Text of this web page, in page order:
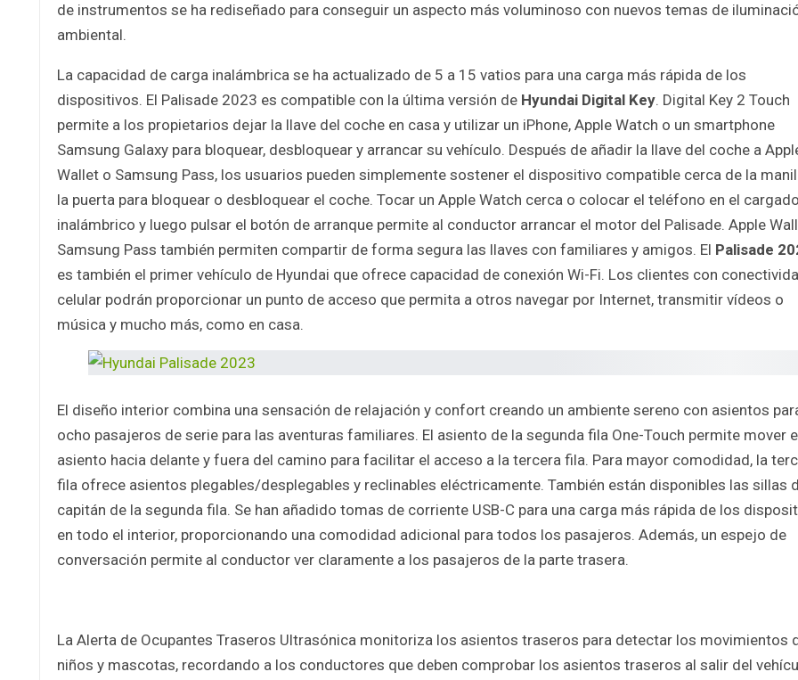
de instrumentos se ha rediseñado para conseguir un aspecto más voluminoso con nuevos temas de
ambiental.
La capacidad de carga inalámbrica se ha actualizado de 5 a 15 vatios para una carga más rápida de los
dispositivos. El Palisade 2023 es compatible con la última versión de Hyundai Digital Key. Digital Key 2 Touch
permite a los propietarios dejar la llave del coche en casa y utilizar un iPhone, Apple Watch o un smartphone
Samsung Galaxy para bloquear, desbloquear y arrancar su vehículo. Después de añadir la llave del coche a
Wallet o Samsung Pass, los usuarios pueden simplemente sostener el dispositivo compatible cerca de la
la puerta para bloquear o desbloquear el coche. Tocar un Apple Watch cerca o colocar el teléfono en el
inalámbrico y luego pulsar el botón de arranque permite al conductor arrancar el motor del Palisade. Apple
Samsung Pass también permiten compartir de forma segura las llaves con familiares y amigos. El Palisade
es también el primer vehículo de Hyundai que ofrece capacidad de conexión Wi-Fi. Los clientes con
celular podrán proporcionar un punto de acceso que permita a otros navegar por Internet, transmitir vídeos o
música y mucho más, como en casa.
El diseño interior combina una sensación de relajación y confort creando un ambiente sereno con asientos
ocho pasajeros de serie para las aventuras familiares. El asiento de la segunda fila One-Touch permite mover
asiento hacia delante y fuera del camino para facilitar el acceso a la tercera fila. Para mayor comodidad, la
fila ofrece asientos plegables/desplegables y reclinables eléctricamente. También están disponibles las sillas
capitán de la segunda fila. Se han añadido tomas de corriente USB-C para una carga más rápida de los
en todo el interior, proporcionando una comodidad adicional para todos los pasajeros. Además, un espejo de
conversación permite al conductor ver claramente a los pasajeros de la parte trasera.
La Alerta de Ocupantes Traseros Ultrasónica monitoriza los asientos traseros para detectar los movimientos
niños y mascotas, recordando a los conductores que deben comprobar los asientos traseros al salir del